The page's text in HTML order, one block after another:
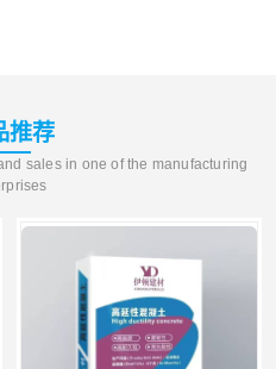
推荐
sales in one of the manufacturing